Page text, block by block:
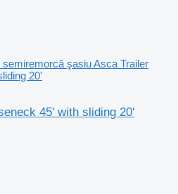
semiremorcă şasiu Asca Trailer
20'
45' with sliding 20'